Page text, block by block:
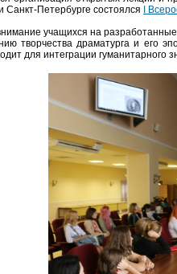
Санкт-Петербурге состоялся
I
учащихся на
творчества драматурга и его
для интеграции гуманитарного